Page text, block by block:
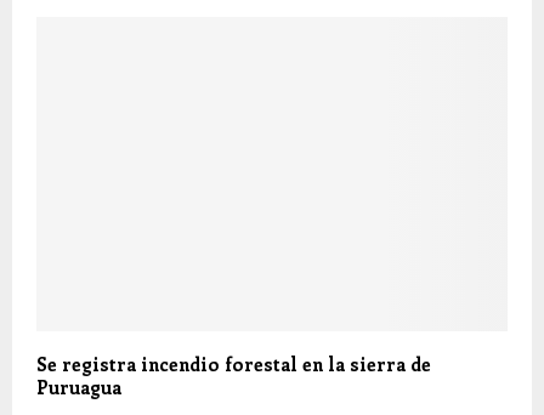
Se registra incendio forestal en la sierra de
Puruagua